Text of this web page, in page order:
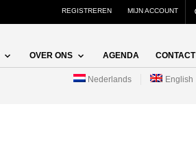
REGISTREREN MIJN ACCOUNT
OVER ONS AGENDA CONTACT
Nederlands English